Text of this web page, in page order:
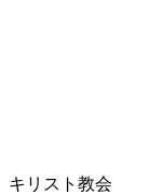
キリスト教会